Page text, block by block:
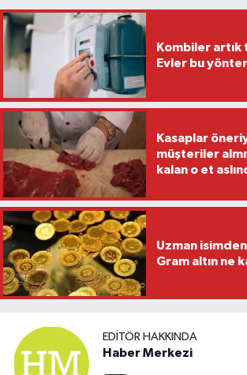
Kombiler
Evler bu
Kasaplar
müşteriler
kalan o et
Uzman isimden
Gram altın ne
EDITÖR HAKKINDA
Haber Merkezi